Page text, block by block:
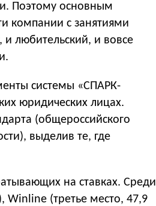
Поэтому основным
компании с занятиями
и любительский, и вовсе
системы «СПАРК-
юридических лицах.
(общероссийского
выделив те, где
на ставках. Среди
(третье место, 47,9